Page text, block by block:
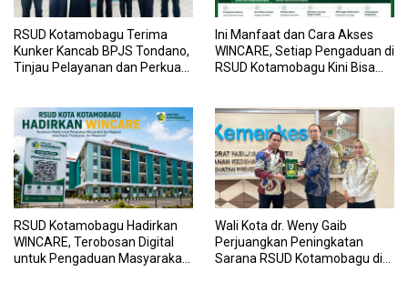
RSUD Kotamobagu Terima
Kunker Kancab BPJS Tondano,
Tinjau Pelayanan dan Perkuat
Ini Manfaat dan Cara Akses
WINCARE, Setiap Pengaduan di
RSUD Kotamobagu Kini Bisa
RSUD Kotamobagu Hadirkan
WINCARE, Terobosan Digital
untuk Pengaduan Masyarakat
Wali Kota dr. Weny Gaib
Perjuangkan Peningkatan
Sarana RSUD Kotamobagu di